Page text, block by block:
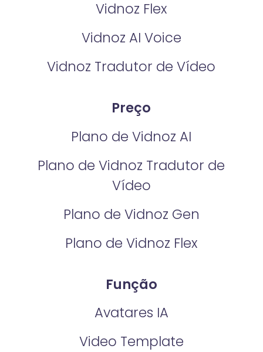
Vidnoz Flex
Vidnoz AI Voice
Vidnoz Tradutor de Vídeo
Preço
Plano de Vidnoz AI
Plano de Vidnoz Tradutor de
Vídeo
Plano de Vidnoz Gen
Plano de Vidnoz Flex
Função
Avatares IA
Video Template